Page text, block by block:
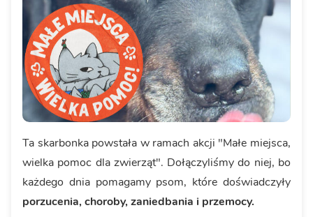
Ta skarbonka powstała w ramach akcji "Małe miejsca,
wielka pomoc dla zwierząt". Dołączyliśmy do niej, bo
każdego dnia pomagamy psom, które doświadczyły
porzucenia, choroby, zaniedbania i przemocy.